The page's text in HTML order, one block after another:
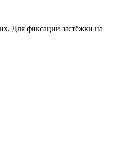
Для фиксации застёжки на